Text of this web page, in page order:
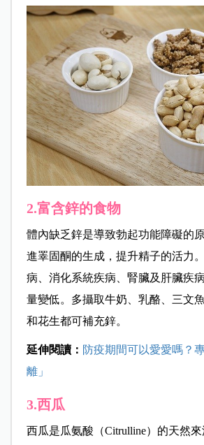
2.富含鋅的食物
體內缺乏鋅是導致勃起功能障礙的
進睪固酮的生成，提升精子的活力
病、消化系統疾病、腎臟及肝臟疾
量變低。多攝取牛奶、乳酪、三文
和花生都可補充鋅。
延伸閱讀： 防疫期間可以愛愛嗎？
離」
3.西瓜
西瓜是瓜氨酸（Citrulline）的天然